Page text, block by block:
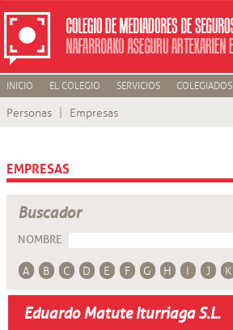
INICIO EL COLEGIO SERVICIOS COLEGIADOS
Personas Empresas
EMPRESAS
Buscador
NOMBRE
A B C D E F G H I J K
Eduardo Matute Iturriaga S.L.